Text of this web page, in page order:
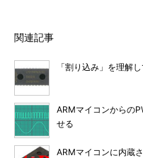
関連記事
「割り込み」を理解
ARMマイコンからの
せる
ARMマイコンに内蔵